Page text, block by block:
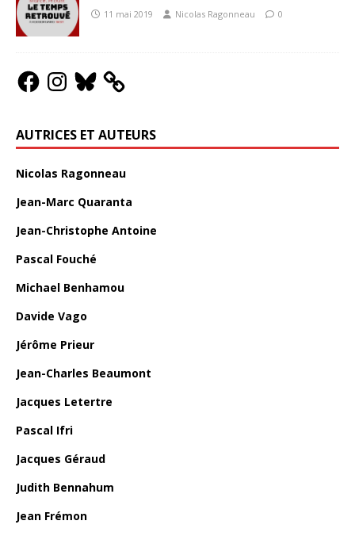
11 mai 2019 Nicolas Ragonneau 0
AUTRICES ET AUTEURS
Nicolas Ragonneau
Jean-Marc Quaranta
Jean-Christophe Antoine
Pascal Fouché
Michael Benhamou
Davide Vago
Jérôme Prieur
Jean-Charles Beaumont
Jacques Letertre
Pascal Ifri
Jacques Géraud
Judith Bennahum
Jean Frémon